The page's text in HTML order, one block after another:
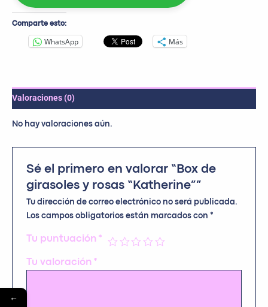
Comparte esto:
WhatsApp Más
Valoraciones (0)
No hay valoraciones aún.
Sé el primero en valorar “Box de
girasoles y rosas “Katherine””
Tu dirección de correo electrónico no será publicada.
Los campos obligatorios están marcados con *
Tu puntuación *
Tu valoración *
←